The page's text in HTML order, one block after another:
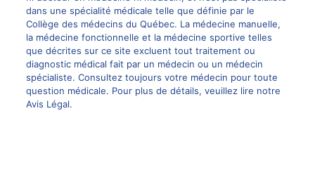
dans une spécialité médicale telle que définie par le
Collège des médecins du Québec. La médecine manuelle,
la médecine fonctionnelle et la médecine sportive telles
que décrites sur ce site excluent tout traitement ou
diagnostic médical fait par un médecin ou un médecin
spécialiste. Consultez toujours votre médecin pour toute
question médicale. Pour plus de détails, veuillez lire notre
Avis Légal.